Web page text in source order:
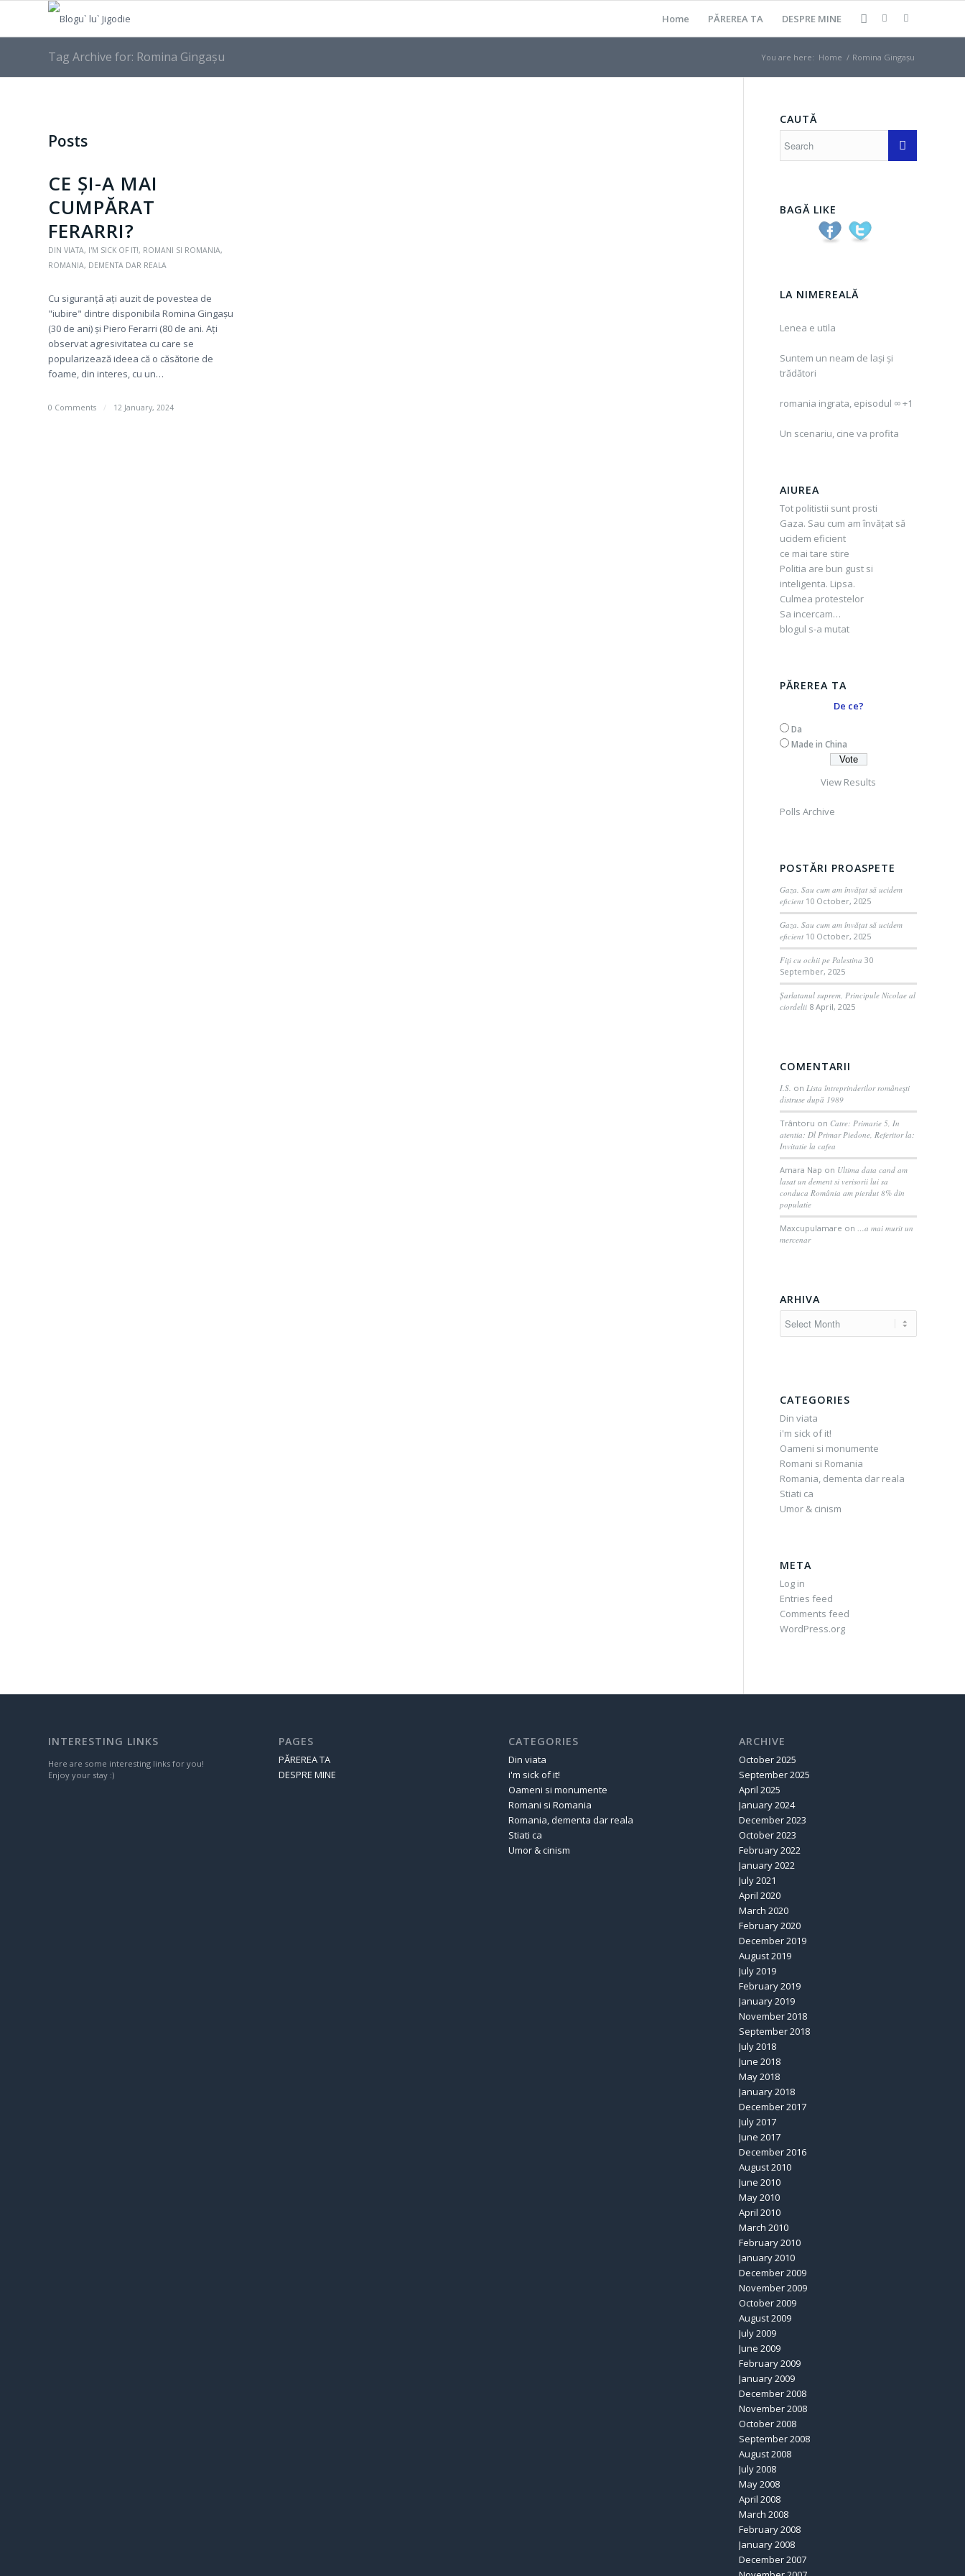
Home PĂREREA TA DESPRE MINE
Tag Archive for: Romina Gingașu You are here: Home / Romina Gingașu
Posts
CE ȘI-A MAI
CUMPĂRAT
FERARRI?
DIN VIATA, I'M SICK OF IT!, ROMANI SI ROMANIA,
ROMANIA, DEMENTA DAR REALA
Cu siguranță ați auzit de povestea de
"iubire" dintre disponibila Romina Gingașu
(30 de ani) și Piero Ferarri (80 de ani. Ați
observat agresivitatea cu care se
popularizează ideea că o căsătorie de
foame, din interes, cu un…
0 Comments / 12 January, 2024
CAUTĂ
BAGĂ LIKE
LA NIMEREALĂ
Lenea e utila
Suntem un neam de lași și
trădători
romania ingrata, episodul ∞ +1
Un scenariu, cine va profita
AIUREA
Tot politistii sunt prosti
Gaza. Sau cum am învățat să
ucidem eficient
ce mai tare stire
Politia are bun gust si
inteligenta. Lipsa.
Culmea protestelor
Sa incercam…
blogul s-a mutat
PĂREREA TA
De ce?
Da
Made in China
View Results
Polls Archive
POSTĂRI PROASPETE
Gaza. Sau cum am învățat să ucidem
eficient 10 October, 2025
Gaza. Sau cum am învățat să ucidem
eficient 10 October, 2025
Fiți cu ochii pe Palestina 30
September, 2025
Șarlatanul suprem, Principule Nicolae al
ciordelii 8 April, 2025
COMENTARII
I.S. on Lista întreprinderilor româneşti
distruse după 1989
Trântoru on Catre: Primarie 5, In
atentia: Dl Primar Piedone, Referitor la:
Invitatie la cafea
Amara Nap on Ultima data cand am
lasat un dement si verisorii lui sa
conduca România am pierdut 8% din
populatie
Maxcupulamare on …a mai murit un
mercenar
ARHIVA
CATEGORIES
Din viata
i'm sick of it!
Oameni si monumente
Romani si Romania
Romania, dementa dar reala
Stiati ca
Umor & cinism
META
Log in
Entries feed
Comments feed
WordPress.org
INTERESTING LINKS
Here are some interesting links for you!
Enjoy your stay :)
PAGES
PĂREREA TA
DESPRE MINE
CATEGORIES
Din viata
i'm sick of it!
Oameni si monumente
Romani si Romania
Romania, dementa dar reala
Stiati ca
Umor & cinism
ARCHIVE
October 2025
September 2025
April 2025
January 2024
December 2023
October 2023
February 2022
January 2022
July 2021
April 2020
March 2020
February 2020
December 2019
August 2019
July 2019
February 2019
January 2019
November 2018
September 2018
July 2018
June 2018
May 2018
January 2018
December 2017
July 2017
June 2017
December 2016
August 2010
June 2010
May 2010
April 2010
March 2010
February 2010
January 2010
December 2009
November 2009
October 2009
August 2009
July 2009
June 2009
February 2009
January 2009
December 2008
November 2008
October 2008
September 2008
August 2008
July 2008
May 2008
April 2008
March 2008
February 2008
January 2008
December 2007